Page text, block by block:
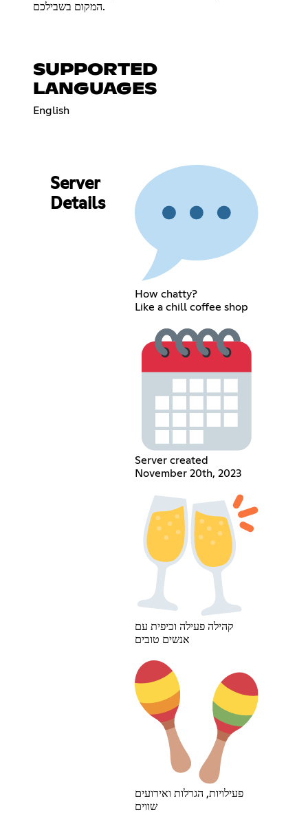
המקום בשבילכם.
SUPPORTED
LANGUAGES
English
Server
Details
How chatty?
Like a chill coffee shop
Server created
November 20th, 2023
קהילה פעילה וכיפית עם
אנשים טובים
פעילויות, הגרלות ואירועים
שווים